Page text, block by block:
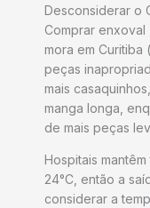
Desconsiderar o
Comprar enxoval
mora em
peças
mais
manga longa,
de mais peças
Hospitais
24°C, então a
considerar a